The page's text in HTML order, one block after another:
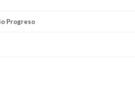
Progreso